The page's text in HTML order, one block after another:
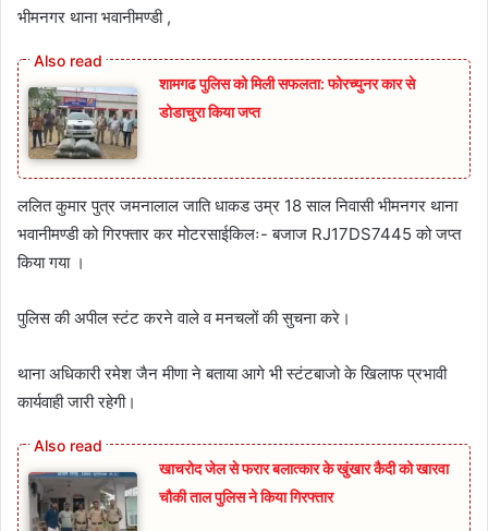
भीमनगर थाना भवानीमण्डी ,
शामगढ पुलिस को मिली सफलता: फोरच्युनर कार से
डोडाचुरा किया जप्त
ललित कुमार पुत्र जमनालाल जाति धाकड उम्र 18 साल निवासी भीमनगर थाना
भवानीमण्डी को गिरफ्तार कर मोटरसाईकिलः- बजाज RJ17DS7445 को जप्त
किया गया ।
पुलिस की अपील स्टंट करने वाले व मनचलों की सुचना करे।
थाना अधिकारी रमेश जैन मीणा ने बताया आगे भी स्टंटबाजो के खिलाफ प्रभावी
कार्यवाही जारी रहेगी।
खाचरोद जेल से फरार बलात्कार के खुंखार कैदी को खारवा
चौकी ताल पुलिस ने किया गिरफ्तार